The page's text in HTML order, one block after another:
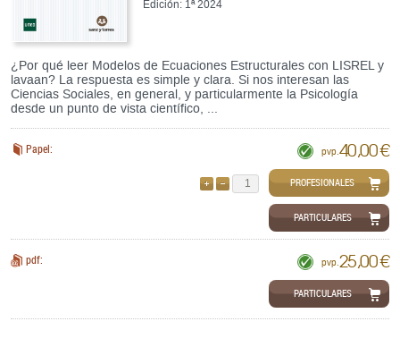
Edición: 1ª 2024
¿Por qué leer Modelos de Ecuaciones Estructurales con LISREL y
lavaan? La respuesta es simple y clara. Si nos interesan las
Ciencias Sociales, en general, y particularmente la Psicología
desde un punto de vista científico, ...
Papel: pvp. 40,00 €
QUITARPROFESIONALES
PARTICULARES
pdf: pvp. 25,00 €
PARTICULARES